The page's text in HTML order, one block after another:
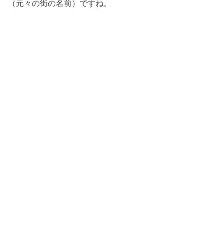
（元々の街の名前）ですね。